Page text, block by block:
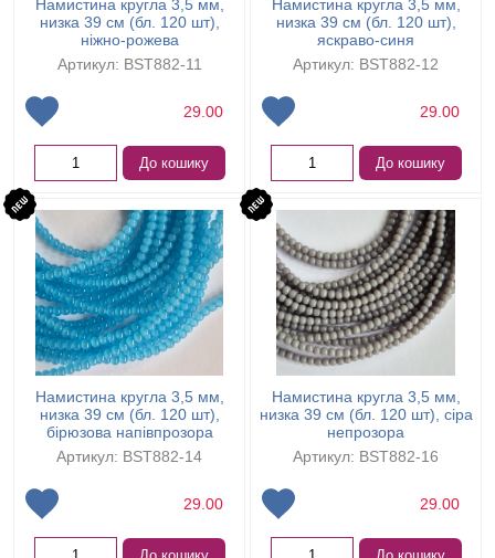
Намистина кругла 3,5 мм,
низка 39 см (бл. 120 шт),
ніжно-рожева
Артикул: BST882-11
29.00
До кошику
Намистина кругла 3,5 мм,
низка 39 см (бл. 120 шт),
яскраво-синя
Артикул: BST882-12
29.00
До кошику
Намистина кругла 3,5 мм,
низка 39 см (бл. 120 шт),
бірюзова напівпрозора
Артикул: BST882-14
29.00
Намистина кругла 3,5 мм,
низка 39 см (бл. 120 шт), сіра
непрозора
Артикул: BST882-16
29.00